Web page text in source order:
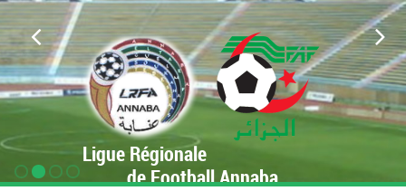
Ligue Régionale
de Football Annaba